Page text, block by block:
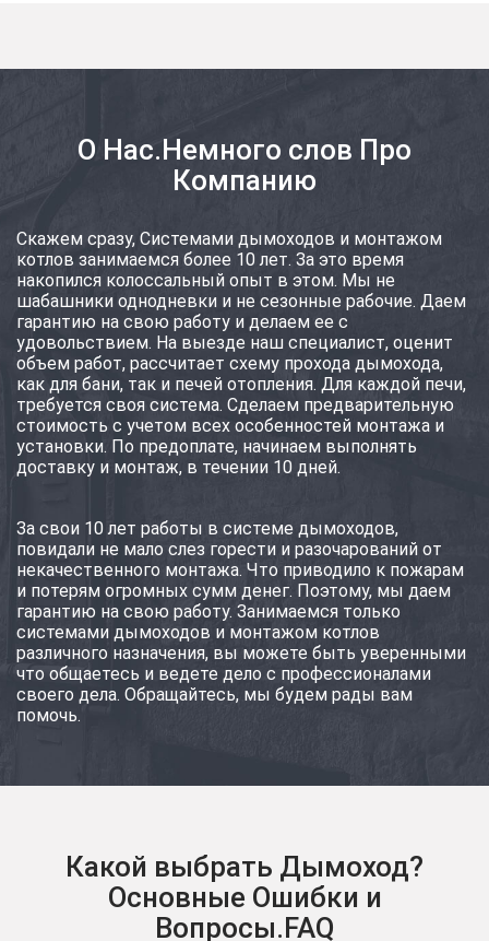
О Нас.Немного слов Про
Компанию
Скажем сразу, Системами дымоходов и монтажом
котлов занимаемся более 10 лет. За это время
накопился колоссальный опыт в этом. Мы не
шабашники однодневки и не сезонные рабочие. Даем
гарантию на свою работу и делаем ее с
удовольствием. На выезде наш специалист, оценит
объем работ, рассчитает схему прохода дымохода,
как для бани, так и печей отопления. Для каждой печи,
требуется своя система. Сделаем предварительную
стоимость с учетом всех особенностей монтажа и
установки. По предоплате, начинаем выполнять
доставку и монтаж, в течении 10 дней.
За свои 10 лет работы в системе дымоходов,
повидали не мало слез горести и разочарований от
некачественного монтажа. Что приводило к пожарам
и потерям огромных сумм денег. Поэтому, мы даем
гарантию на свою работу. Занимаемся только
системами дымоходов и монтажом котлов
различного назначения, вы можете быть уверенными
что общаетесь и ведете дело с профессионалами
своего дела. Обращайтесь, мы будем рады вам
помочь.
Какой выбрать Дымоход?
Основные Ошибки и
Вопросы.FAQ